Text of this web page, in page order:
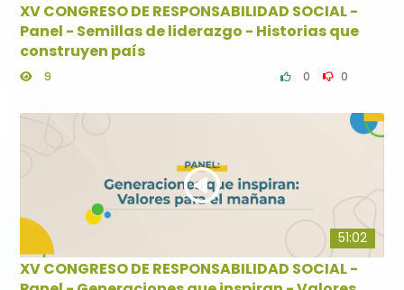
XV CONGRESO DE RESPONSABILIDAD SOCIAL -
Panel - Semillas de liderazgo - Historias que
construyen país
9 0 0
51:02
XV CONGRESO DE RESPONSABILIDAD SOCIAL -